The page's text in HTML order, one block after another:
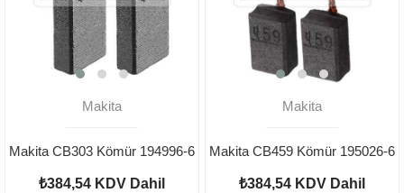
Makita
Makita CB303 Kömür 194996-6
₺384,54 KDV Dahil
Makita
Makita CB459 Kömür 195026-6
₺384,54 KDV Dahil